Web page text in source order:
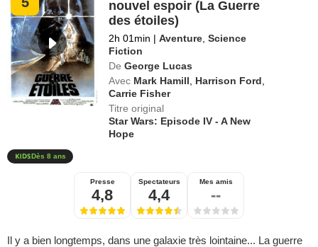
nouvel espoir (La Guerre
des étoiles)
2h 01min | Aventure ,Science
Fiction
De George Lucas
Avec Mark Hamill Harrison Ford
Carrie Fisher
Titre original
Star Wars: Episode IV - A New
Hope
Dès 8 ans
Presse
4,8
Spectateurs
4,4
Mes amis
--
Il y a bien longtemps, dans une galaxie très lointaine... La guerre